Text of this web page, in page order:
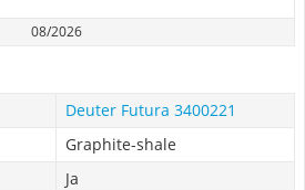
08/2026
Deuter Futura 3400221
Graphite-shale
Ja